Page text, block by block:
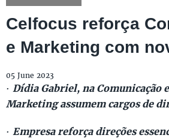
Celfocus reforça
e Marketing com
05 June 2023
· Dídia Gabriel, na Comunicação
Marketing assumem cargos de
· Empresa reforça direções